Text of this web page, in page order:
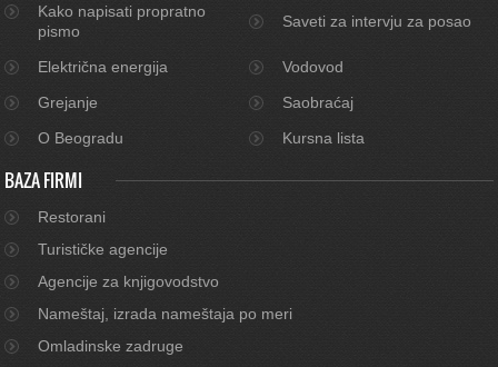
Kako napisati propratno
pismo
Saveti za intervju za posao
Električna energija
Vodovod
Grejanje
Saobraćaj
O Beogradu
Kursna lista
BAZA FIRMI
Restorani
Turističke agencije
Agencije za knjigovodstvo
Nameštaj, izrada nameštaja po meri
Omladinske zadruge